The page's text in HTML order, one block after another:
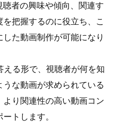
者の興味や傾向、関連す
を把握するのに役立ち、こ
た動画制作が可能になり
える形で、視聴者が何を知
うな動画が求められている
り関連性の高い動画コン
トします。